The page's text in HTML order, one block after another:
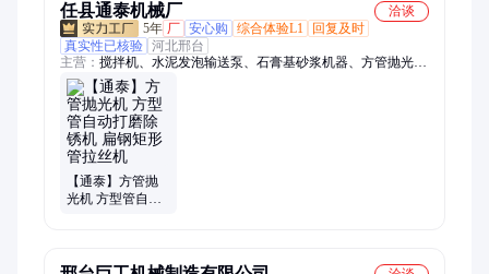
任县通泰机械厂
洽谈
5年 厂 安心购 综合体验L1
回复及时
真实性已核验 河北邢台
主营： 搅拌机、水泥发泡输送泵、石膏基砂浆机器、方管抛光
机、水泥发泡机、钢管调直机、斩石机
【通泰】方管抛
光机 方型管自动